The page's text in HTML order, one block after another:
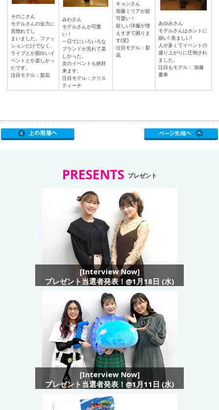
そのこさん
モデルさんの迫力に
見惚れてし
まいました。ファッ
ションだけでなく、
ライブとか面白いイ
ベントとか楽しかっ
たです。
注目モデル：梨花
みわさん
モデルさんが可愛
い！
一日でにいろいろな
ブランドが見れて楽
しかった。
次のイベントも絶対
来ます。
注目モデル：クリス
ティーナ
キョンさん
加藤ミリアが超
可愛い！
欲しい洋服が増
えすぎて困りま
す(笑)
注目モデル：梨
花
あゆみさん
モデルさんはホントに
細い! 羨ましい!
人が多くてイベントの
盛り上がりに圧倒され
ました。
注目もモデル： 加藤
夏希
PRESENTS プレゼント
[Interview Now]
プレゼント当選者発表！@1月18日 (水)
[Interview Now]
プレゼント当選者発表！@1月11日 (水)